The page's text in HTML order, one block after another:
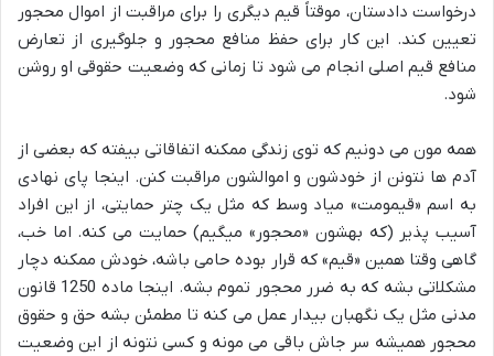
درخواست دادستان، موقتاً قیم دیگری را برای مراقبت از اموال محجور
تعیین کند. این کار برای حفظ منافع محجور و جلوگیری از تعارض
منافع قیم اصلی انجام می شود تا زمانی که وضعیت حقوقی او روشن
شود.
همه مون می دونیم که توی زندگی ممکنه اتفاقاتی بیفته که بعضی از
آدم ها نتونن از خودشون و اموالشون مراقبت کنن. اینجا پای نهادی
به اسم «قیمومت» میاد وسط که مثل یک چتر حمایتی، از این افراد
آسیب پذیر (که بهشون «محجور» میگیم) حمایت می کنه. اما خب،
گاهی وقتا همین «قیم» که قرار بوده حامی باشه، خودش ممکنه دچار
مشکلاتی بشه که به ضرر محجور تموم بشه. اینجا ماده 1250 قانون
مدنی مثل یک نگهبان بیدار عمل می کنه تا مطمئن بشه حق و حقوق
محجور همیشه سر جاش باقی می مونه و کسی نتونه از این وضعیت